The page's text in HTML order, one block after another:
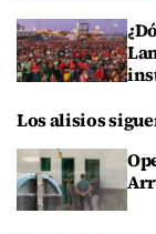
Los alisios